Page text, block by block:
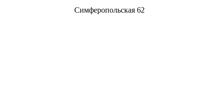
Симферопольская 62